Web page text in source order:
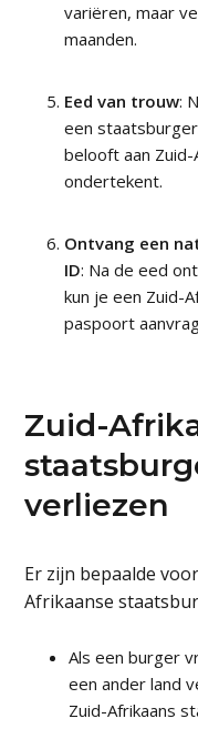
variëren, maar
maanden.
Eed van trouw:
een
belooft aan
ondertekent.
Ontvang een
ID: Na de eed
kun je een Zuid-
paspoort
Zuid-
verliezen
Er zijn bepaalde
Afrikaanse
Als een burger
een ander land
Zuid-Afrikaans